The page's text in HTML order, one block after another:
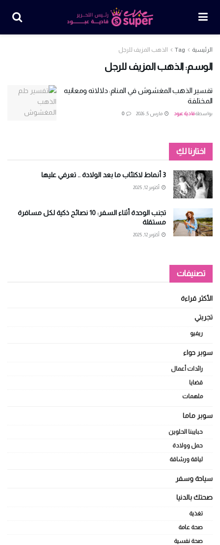
الرئيسية Tag الذهب المزيف للرجل
الوسم:الذهب المزيف للرجل
تفسير الذهب المغشوش في المنام: دلالاته ومعانيه
المختلفة
بواسطةفادية عبود مارس 5, 2026 0
اختارنا لكِ
3 أنماط لاكتئاب ما بعد الولادة .. تعرفي عليها
أكتوبر 12, 2025
تجنب الوحدة أثناء السفر: 10 نصائح ذكية لكل مسافرة
مستقلة
أكتوبر 12, 2025
تصنيفات
الأكثر قراءة
تجربتي
ريفيو
سوبر حواء
رائدات أعمال
قضايا
ملهمات
سوبر ماما
حبايبنا الحلوين
حمل وولادة
لياقة ورشاقة
سياحة وسفر
صحتك بالدنيا
تغذية
صحة عامة
صحة نفسية